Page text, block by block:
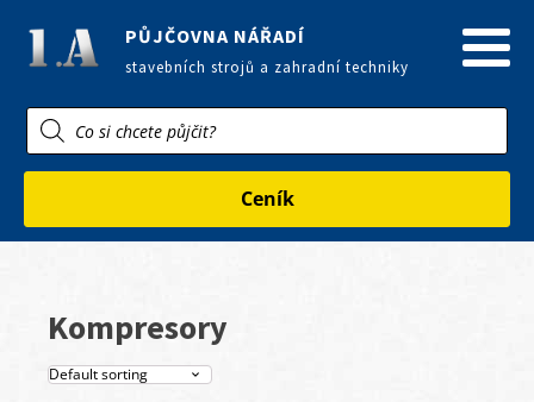
PŮJČOVNA NÁŘADÍ
stavebních strojů a zahradní techniky
Products
search
Ceník
Kompresory